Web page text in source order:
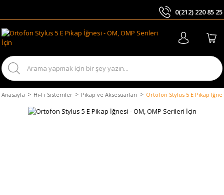
0(212) 220 85 25
Anasayfa Hi-Fi Sistemler Pikap ve Aksesuarları Ortofon Stylus 5 E Pikap